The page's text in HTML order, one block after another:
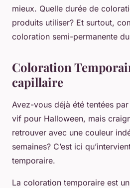
mieux. Quelle durée de
produits utiliser? Et surtout,
coloration semi-permanente
Coloration
capillaire
Avez-vous déjà été tentées
vif pour Halloween, mais
retrouver avec une couleur
semaines? C’est ici
temporaire.
La coloration temporaire est